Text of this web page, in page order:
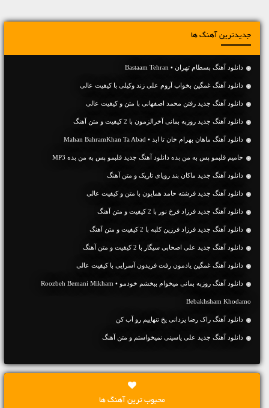
جدیدترین آهنگ ها
دانلود آهنگ بسطام تهران • Bastaam Tehran
دانلود آهنگ غمگین بخواب آروم علی زند وکیلی با کیفیت عالی
دانلود آهنگ جديد رفتن محمد اصفهانی با متن و کیفیت عالی
دانلود آهنگ جديد روزبه بمانی آخرالزمون با 2 کیفیت و متن آهنگ
دانلود آهنگ ماهان بهرام خان تا ابد • Mahan BahramKhan Ta Abad
حامیم قلبمو پس به من بده دانلود آهنگ جدید قلبمو پس به من بده MP3
دانلود آهنگ جديد ماکان بند رویای تاریک و متن آهنگ
دانلود آهنگ جديد فرشته حامد همایون با متن و کیفیت عالی
دانلود آهنگ جديد فرزاد فرخ نور با 2 کیفیت و متن آهنگ
دانلود آهنگ جديد فرزاد فرزین کلبه با 2 کیفیت و متن آهنگ
دانلود آهنگ جديد علی اصحابی سیگار با 2 کیفیت و متن آهنگ
دانلود آهنگ غمگین یادمون رفت فریدون آسرایی با کیفیت عالی
دانلود آهنگ روزبه بمانی میخوام ببخشم خودمو • Roozbeh Bemani Mikham
Bebakhsham Khodamo
دانلود آهنگ راک رضا یزدانی یخ تنهاییم رو آب کن
دانلود آهنگ جديد علی یاسینی نمیخواستم و متن آهنگ
محبوب ترین آهنگ ها